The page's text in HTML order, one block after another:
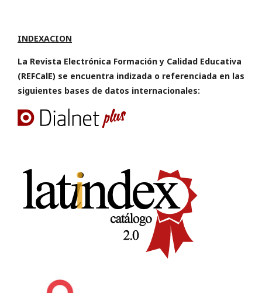
INDEXACION
La Revista Electrónica Formación y Calidad Educativa
(REFCalE) se encuentra indizada o referenciada en las
siguientes bases de datos internacionales: